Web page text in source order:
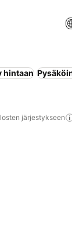
hintaan
järjestykseen